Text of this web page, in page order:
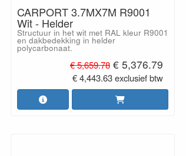
CARPORT 3.7MX7M R9001
Wit - Helder
Structuur in het wit met RAL kleur R9001
en dakbedekking in helder
polycarbonaat.
€ 5,659.78 € 5,376.79
€ 4,443.63 exclusief btw